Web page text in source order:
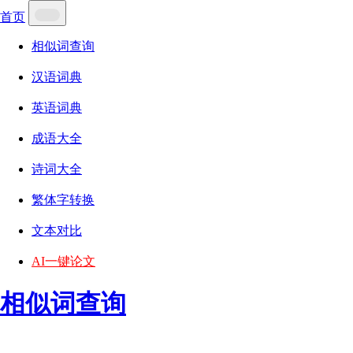
首页
相似词查询
汉语词典
英语词典
成语大全
诗词大全
繁体字转换
文本对比
AI一键论文
相似词查询